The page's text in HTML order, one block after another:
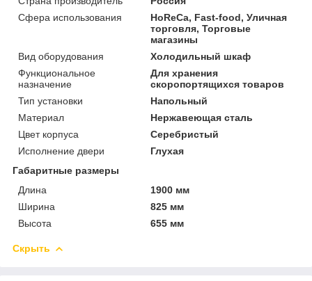
Сфера использования
HoReCa, Fast-food, Уличная
торговля, Торговые
магазины
Вид оборудования
Холодильный шкаф
Функциональное
назначение
Для хранения
скоропортящихся товаров
Тип установки
Напольный
Материал
Нержавеющая сталь
Цвет корпуса
Серебристый
Исполнение двери
Глухая
Габаритные размеры
Длина
1900 мм
Ширина
825 мм
Высота
655 мм
Скрыть